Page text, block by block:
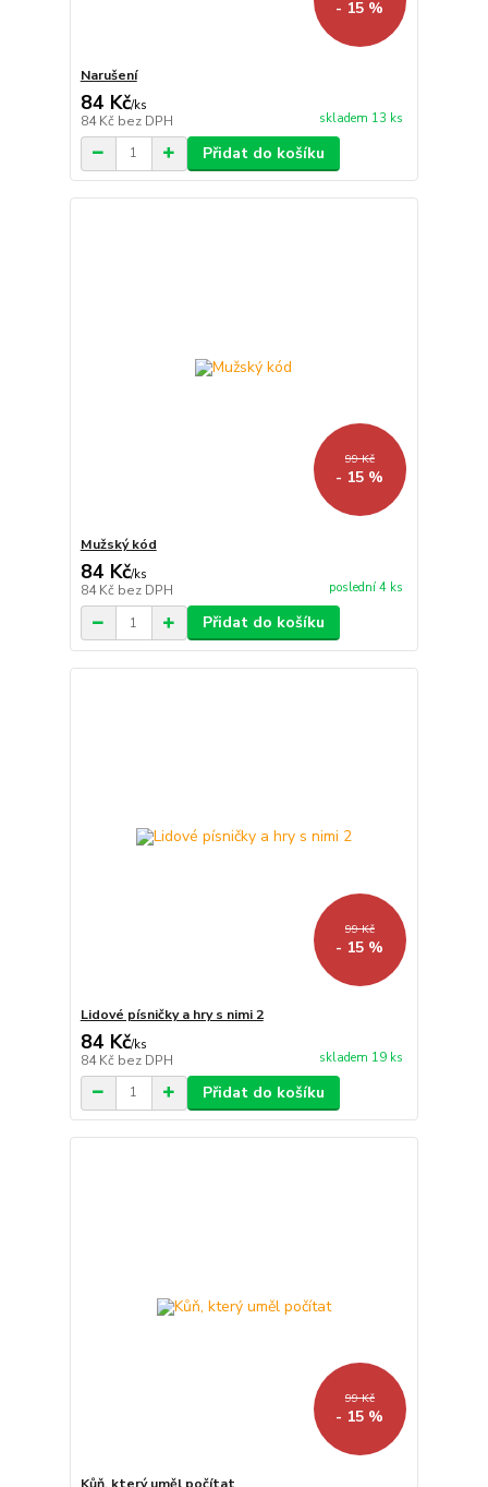
- 15 %
Narušení
84 Kč/ks
84 Kč bez DPH skladem 13 ks
Přidat do košíku
99 Kč
- 15 %
Mužský kód
84 Kč/ks
84 Kč bez DPH poslední 4 ks
Přidat do košíku
99 Kč
- 15 %
Lidové písničky a hry s nimi 2
84 Kč/ks
84 Kč bez DPH skladem 19 ks
Přidat do košíku
99 Kč
- 15 %